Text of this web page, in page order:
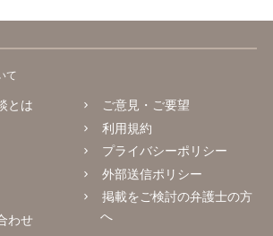
て
とは
わせ
ご意見・ご要望
利用規約
プライバシーポリシー
外部送信ポリシー
掲載をご検討の弁護士の方
へ